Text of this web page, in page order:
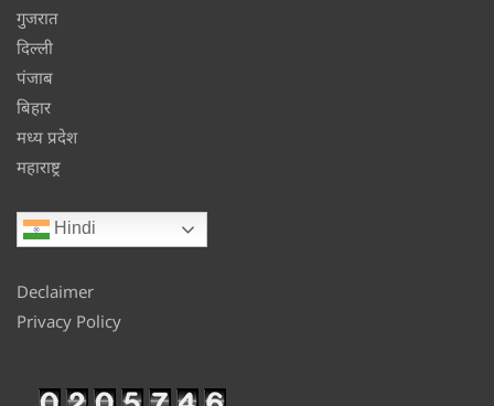
गुजरात
दिल्ली
पंजाब
बिहार
मध्य प्रदेश
महाराष्ट्र
Hindi
Declaimer
Privacy Policy